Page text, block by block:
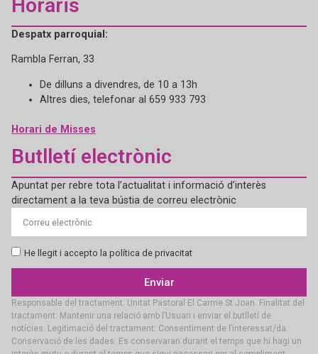
Horaris
Despatx parroquial:
Rambla Ferran, 33
De dilluns a divendres, de 10 a 13h
Altres dies, telefonar al 659 933 793
Horari de Misses
Butlletí electrònic
Apuntat per rebre tota l’actualitat i informació d’interès
directament a la teva bústia de correu electrònic
He llegit i accepto la política de privacitat
Enviar
Responsable del tractament: Unitat Pastoral El Carme St Joan. Finalitat del
tractament: Mantenir una relació amb l’Usuari i enviar el butlletí de
notícies. Legitimació del tractament: Consentiment de l’interessat/da.
Conservació de les dades: Es conservaran durant el temps que hi hagi un